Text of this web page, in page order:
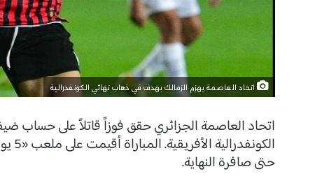
اتحاد العاصمة يهزم الزمالك بهدف في ذهاب نهائي الكونفدرالية
اتحاد العاصمة الجزائري حقق فوزاً قاتلاً على حساب
حتى صافرة النهاية.